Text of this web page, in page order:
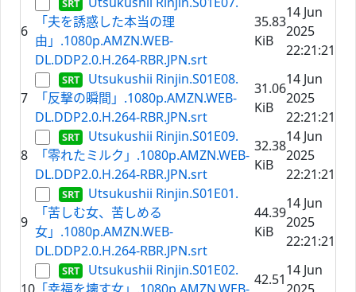
6
「夫を誘惑した本当の理
由」.1080p.AMZN.WEB-
DL.DDP2.0.H.264-RBR.JPN.srt
35.83
KiB
14 Jun
2025
22:21:21
7
Utsukushii Rinjin.S01E08.
「反撃の瞬間」.1080p.AMZN.WEB-
DL.DDP2.0.H.264-RBR.JPN.srt
31.06
KiB
14 Jun
2025
22:21:21
8
Utsukushii Rinjin.S01E09.
「零れたミルク」.1080p.AMZN.WEB-
DL.DDP2.0.H.264-RBR.JPN.srt
32.38
KiB
14 Jun
2025
22:21:21
9
Utsukushii Rinjin.S01E01.
「苦しむ女、苦しめる
女」.1080p.AMZN.WEB-
DL.DDP2.0.H.264-RBR.JPN.srt
44.39
KiB
14 Jun
2025
22:21:21
Utsukushii Rinjin.S01E02.
42.51
14 Jun